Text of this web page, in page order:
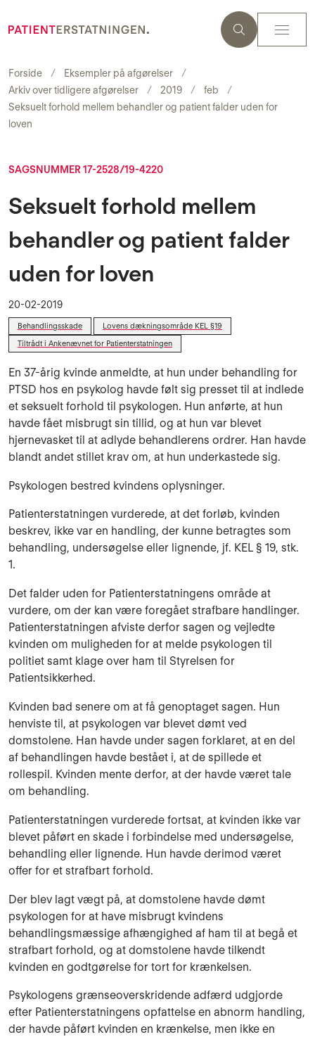
Forside
Eksempler på afgørelser
Arkiv over tidligere afgørelser
2019
feb
Seksuelt forhold mellem behandler og patient falder uden for
loven
SAGSNUMMER 17-2528/19-4220
Seksuelt forhold mellem
behandler og patient falder
uden for loven
20-02-2019
Behandlingsskade
Lovens dækningsområde KEL §19
Tiltrådt i Ankenævnet for Patienterstatningen
En 37-årig kvinde anmeldte, at hun under behandling for
PTSD hos en psykolog havde følt sig presset til at indlede
et seksuelt forhold til psykologen. Hun anførte, at hun
havde fået misbrugt sin tillid, og at hun var blevet
hjernevasket til at adlyde behandlerens ordrer. Han havde
blandt andet stillet krav om, at hun underkastede sig.
Psykologen bestred kvindens oplysninger.
Patienterstatningen vurderede, at det forløb, kvinden
beskrev, ikke var en handling, der kunne betragtes som
behandling, undersøgelse eller lignende, jf. KEL § 19, stk.
1.
Det falder uden for Patienterstatningens område at
vurdere, om der kan være foregået strafbare handlinger.
Patienterstatningen afviste derfor sagen og vejledte
kvinden om muligheden for at melde psykologen til
politiet samt klage over ham til Styrelsen for
Patientsikkerhed.
Kvinden bad senere om at få genoptaget sagen. Hun
henviste til, at psykologen var blevet dømt ved
domstolene. Han havde under sagen forklaret, at en del
af behandlingen havde bestået i, at de spillede et
rollespil. Kvinden mente derfor, at der havde været tale
om behandling.
Patienterstatningen vurderede fortsat, at kvinden ikke var
blevet påført en skade i forbindelse med undersøgelse,
behandling eller lignende. Hun havde derimod været
offer for et strafbart forhold.
Der blev lagt vægt på, at domstolene havde dømt
psykologen for at have misbrugt kvindens
behandlingsmæssige afhængighed af ham til at begå et
strafbart forhold, og at domstolene havde tilkendt
kvinden en godtgørelse for tort for krænkelsen.
Psykologens grænseoverskridende adfærd udgjorde
efter Patienterstatningens opfattelse en abnorm handling,
der havde påført kvinden en krænkelse, men ikke en